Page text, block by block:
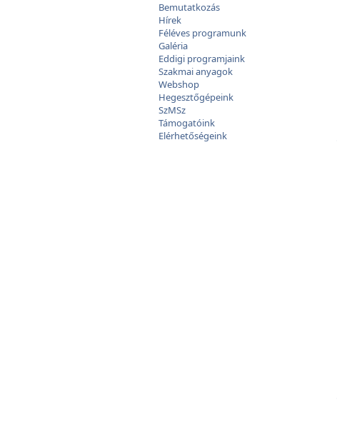
Bemutatkozás
Hírek
Féléves programunk
Galéria
Eddigi programjaink
Szakmai anyagok
Webshop
Hegesztőgépeink
SzMSz
Támogatóink
Elérhetőségeink